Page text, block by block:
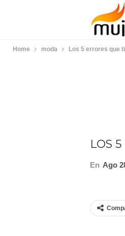
Home moda Los 5 errores que
LOS
En Ago